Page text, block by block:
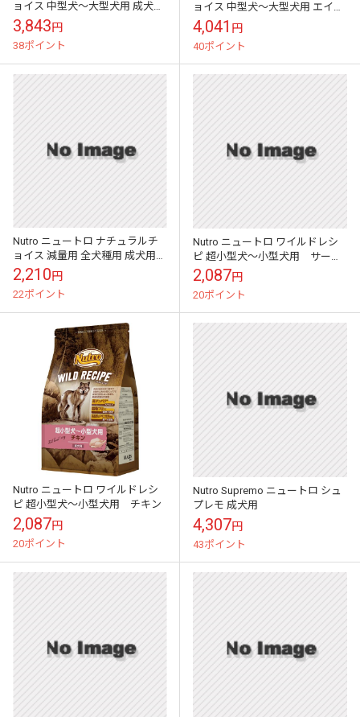
ョイス 中型犬～大型犬用 成犬用
ラム＆玄米
3,843円
38ポイント
ョイス 中型犬～大型犬用 エイジ
ングケア ラム＆玄米
4,041 円
40ポイント
Nutro ニュートロ ナチュラルチ
ョイス 減量用 全犬種用 成犬用
ラム＆玄米
2,210円
22ポイント
Nutro ニュートロ ワイルドレシ
ピ 超小型犬～小型犬用 サーモ
ン
2,087円
20ポイント
Nutro ニュートロ ワイルドレシ
ピ 超小型犬～小型犬用 チキン
2,087円
20ポイント
Nutro Supremo ニュートロ シュ
プレモ 成犬用
4,307円
43ポイント